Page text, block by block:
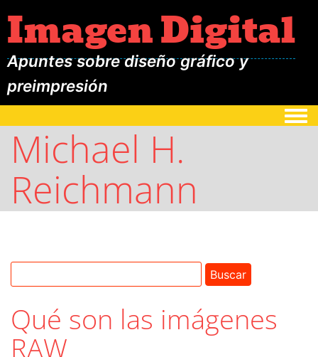
Imagen Digital
Apuntes sobre diseño gráfico y
preimpresión
Michael H.
Reichmann
Qué son las imágenes
RAW